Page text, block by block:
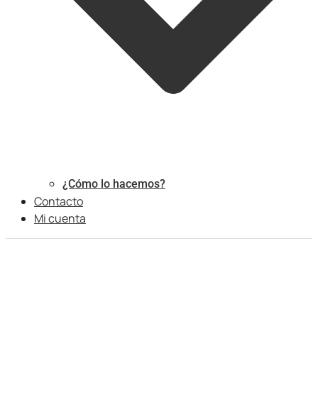
¿Cómo lo hacemos?
Contacto
Mi cuenta